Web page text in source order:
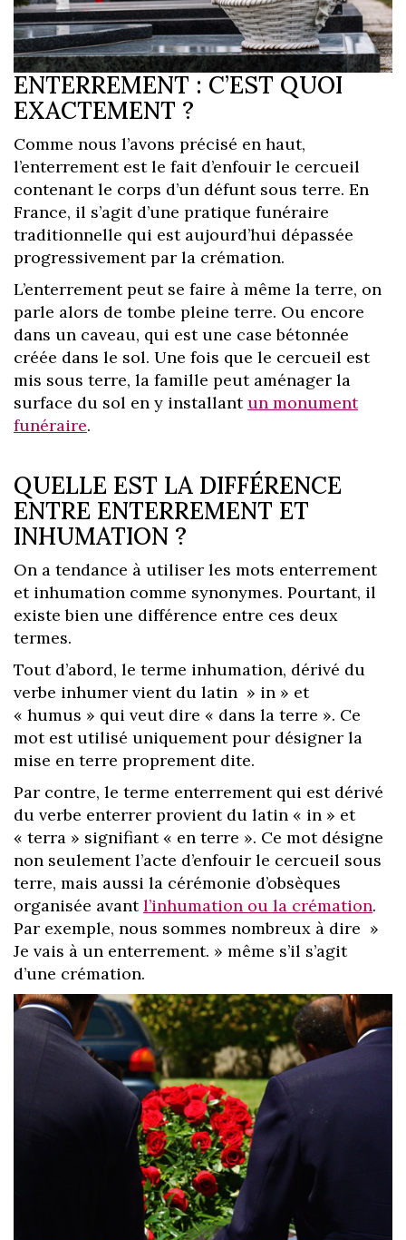
ENTERREMENT : C’EST QUOI
EXACTEMENT ?
Comme nous l’avons précisé en haut,
l’enterrement est le fait d’enfouir le cercueil
contenant le corps d’un défunt sous terre. En
France, il s’agit d’une pratique funéraire
traditionnelle qui est aujourd’hui dépassée
progressivement par la crémation.
L’enterrement peut se faire à même la terre, on
parle alors de tombe pleine terre. Ou encore
dans un caveau, qui est une case bétonnée
créée dans le sol. Une fois que le cercueil est
mis sous terre, la famille peut aménager la
surface du sol en y installantun monument
funéraire.
QUELLE EST LA DIFFÉRENCE
ENTRE ENTERREMENT ET
INHUMATION ?
On a tendance à utiliser les mots enterrement
et inhumation comme synonymes. Pourtant, il
existe bien une différence entre ces deux
termes.
Tout d’abord, le terme inhumation, dérivé du
verbe inhumer vient du latin » in » et
« humus » qui veut dire « dans la terre ». Ce
mot est utilisé uniquement pour désigner la
mise en terre proprement dite.
Par contre, le terme enterrement qui est dérivé
du verbe enterrer provient du latin « in » et
« terra » signifiant « en terre ». Ce mot désigne
non seulement l’acte d’enfouir le cercueil sous
terre, mais aussi la cérémonie d’obsèques
organisée avantl’inhumation ou la crémation.
Par exemple, nous sommes nombreux à dire »
Je vais à un enterrement. » même s’il s’agit
d’une crémation.